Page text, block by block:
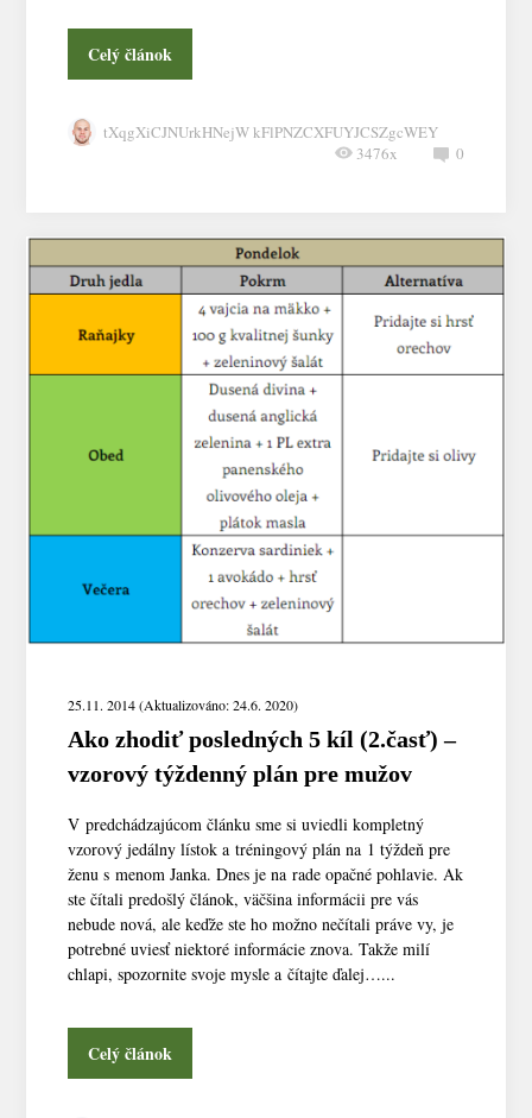
Celý článok
tXqgXiCJNUrkHNejW kFlPNZCXFUYJCSZgcWEY
0
3476x
25.11. 2014 (Aktualizováno: 24.6. 2020)
Ako zhodiť posledných 5 kíl (2.časť) –
vzorový týždenný plán pre mužov
V predchádzajúcom článku sme si uviedli kompletný
vzorový jedálny lístok a tréningový plán na 1 týždeň pre
ženu s menom Janka. Dnes je na rade opačné pohlavie. Ak
ste čítali predošlý článok, väčšina informácii pre vás
nebude nová, ale keďže ste ho možno nečítali práve vy, je
potrebné uviesť niektoré informácie znova. Takže milí
chlapi, spozornite svoje mysle a čítajte ďalej…...
Celý článok